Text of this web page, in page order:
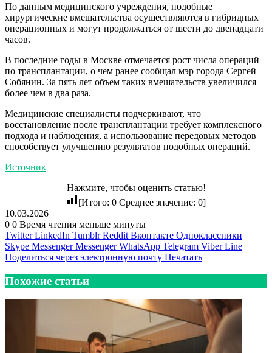
По данным медицинского учреждения, подобные
хирургические вмешательства осуществляются в гибридных
операционных и могут продолжаться от шести до двенадцати
часов.
В последние годы в Москве отмечается рост числа операций
по трансплантации, о чем ранее сообщал мэр города Сергей
Собянин. За пять лет объем таких вмешательств увеличился
более чем в два раза.
Медицинские специалисты подчеркивают, что
восстановление после трансплантации требует комплексного
подхода и наблюдения, а использование передовых методов
способствует улучшению результатов подобных операций.
Источник
Нажмите, чтобы оценить статью!
[Итого: 0 Среднее значение: 0]
10.03.2026
0 0 Время чтения меньше минуты
Twitter LinkedIn Tumblr Reddit Вконтакте Одноклассники
Skype Messenger Messenger WhatsApp Telegram Viber Line
Поделиться через электронную почту Печатать
Похожие статьи